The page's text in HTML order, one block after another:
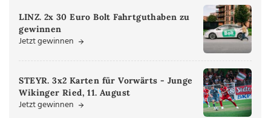
LINZ. 2x 30 Euro Bolt Fahrtguthaben zu
gewinnen
Jetzt gewinnen
STEYR. 3x2 Karten für Vorwärts - Junge
Wikinger Ried, 11. August
Jetzt gewinnen